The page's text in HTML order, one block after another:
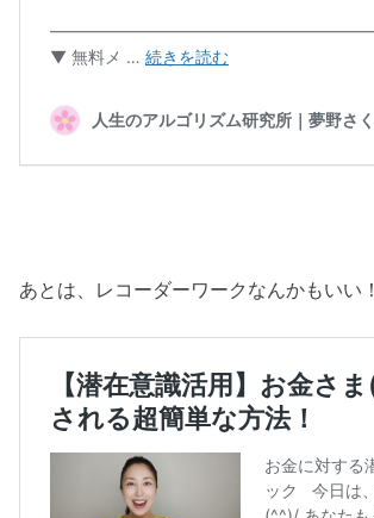
あとは、レコーダーワークなんかもいい！